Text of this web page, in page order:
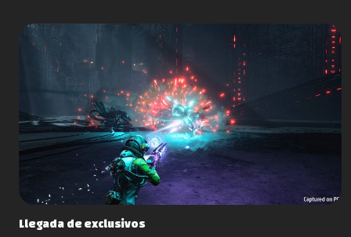
Llegada de exclusivos